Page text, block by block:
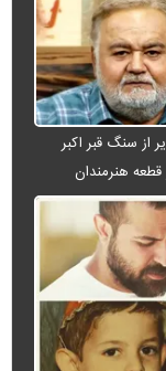
از سنگ قبر اکبر
هنرمندان